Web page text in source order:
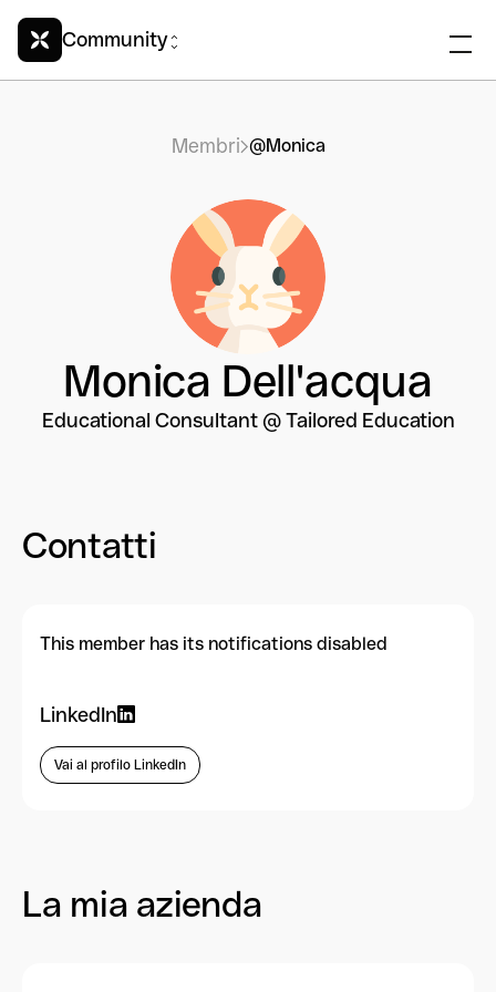
Community
Membri @Monica
Monica Dell'acqua
Educational Consultant @ Tailored Education
Contatti
This member has its notifications disabled
LinkedIn
Vai al profilo LinkedIn
La mia azienda